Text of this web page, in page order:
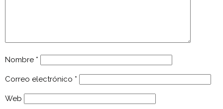
Nombre *
Correo electrónico *
Web